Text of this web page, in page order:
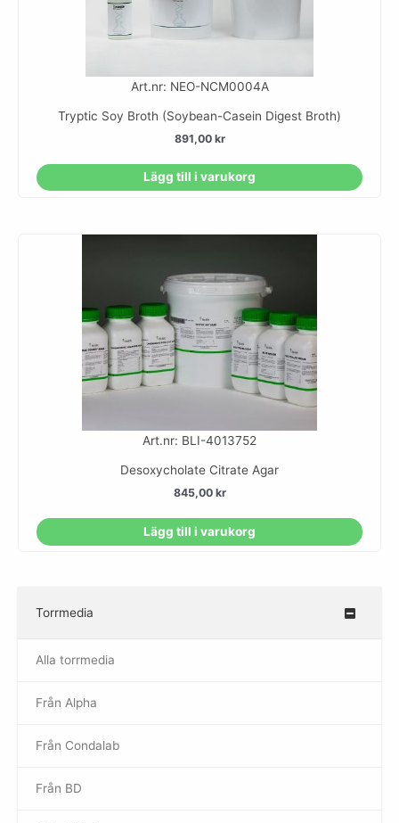
Art.nr: NEO-NCM0004A
Tryptic Soy Broth (Soybean-Casein Digest Broth)
891,00 kr
Lägg till i varukorg
Art.nr: BLI-4013752
Desoxycholate Citrate Agar
845,00 kr
Lägg till i varukorg
Torrmedia
–
Alla torrmedia
Från Alpha
–
Från Condalab
Från BD